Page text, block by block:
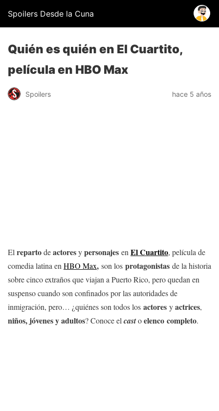
Spoilers Desde la Cuna
Quién es quién en El Cuartito,
película en HBO Max
Spoilers hace 5 años
El repartodeactoresypersonajes en El Cuartito, película de
comedia latina en HBO Max, son los protagonistas de la historia
sobre cinco extraños que viajan a Puerto Rico, pero quedan en
suspenso cuando son confinados por las autoridades de
inmigración, pero… ¿quiénes son todos los actores yactrices,
niños, jóvenes y adultos? Conoce el castoelenco completo.